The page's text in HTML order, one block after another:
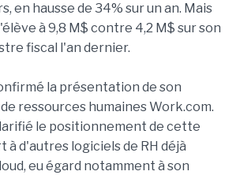
en hausse de 34% sur un an. Mais
à 9,8 M$ contre 4,2 M$ sur son
fiscal l'an dernier.
la présentation de son
ressources humaines Work.com.
le positionnement de cette
d'autres logiciels de RH déjà
eu égard notamment à son